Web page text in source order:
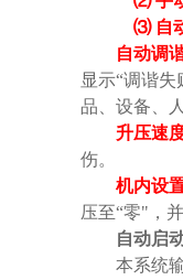
⑶ 自
自动调
显示“调谐
品、设备、
升压速
伤。
机内设
压至“零"，
自动启
本系统